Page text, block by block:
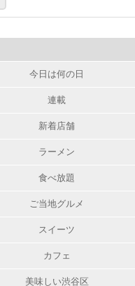
今日は何の日
連載
新着店舗
ラーメン
食べ放題
ご当地グルメ
スイーツ
カフェ
美味しい渋谷区